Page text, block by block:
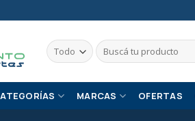
Buscar
por:
MARCAS OFERTAS